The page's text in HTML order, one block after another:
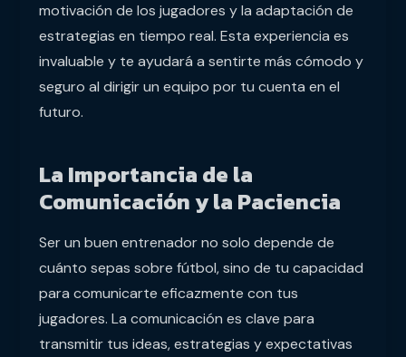
motivación de los jugadores y la adaptación de
estrategias en tiempo real. Esta experiencia es
invaluable y te ayudará a sentirte más cómodo y
seguro al dirigir un equipo por tu cuenta en el
futuro.
La Importancia de la
Comunicación y la Paciencia
Ser un buen entrenador no solo depende de
cuánto sepas sobre fútbol, sino de tu capacidad
para comunicarte eficazmente con tus
jugadores. La comunicación es clave para
transmitir tus ideas, estrategias y expectativas